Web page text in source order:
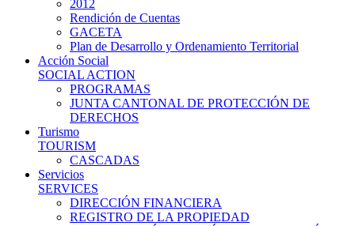
2012
Rendición de Cuentas
GACETA
Plan de Desarrollo y Ordenamiento Territorial
Acción Social
SOCIAL ACTION
PROGRAMAS
JUNTA CANTONAL DE PROTECCIÓN DE
DERECHOS
Turismo
TOURISM
CASCADAS
Servicios
SERVICES
DIRECCIÓN FINANCIERA
REGISTRO DE LA PROPIEDAD